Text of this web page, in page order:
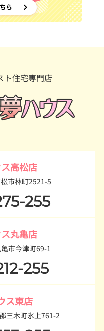
ト住宅専門店
高松店
市林町2521-5
255
丸亀店
市今津町69-1
255
ス東店
三木町氷上761-2